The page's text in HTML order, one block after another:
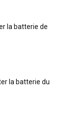
la batterie de
la batterie du